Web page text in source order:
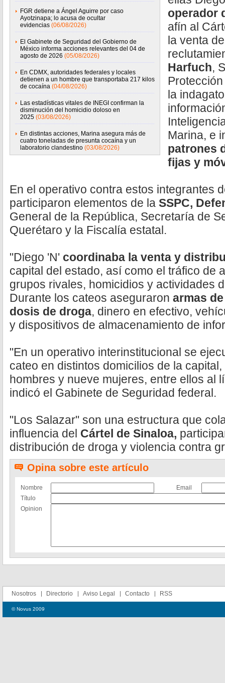
FGR detiene a Ángel Aguirre por caso
Ayotzinapa; lo acusa de ocultar
evidencias (06/08/2026)
El Gabinete de Seguridad del Gobierno de
México informa acciones relevantes del 04 de
agosto de 2026 (05/08/2026)
En CDMX, autoridades federales y locales
detienen a un hombre que transportaba 217 kilos
de cocaína (04/08/2026)
Las estadísticas vitales de INEGI confirman la
disminución del homicidio doloso en
2025 (03/08/2026)
En distintas acciones, Marina asegura más de
cuatro toneladas de presunta cocaína y un
laboratorio clandestino (03/08/2026)
operador
afín al
la venta
Harfuch,
la
Marina, e
patrones
fijas y
En el operativo contra estos integrantes
participaron elementos de la SSPC,
General de la República, Secretaría de
Querétaro y la Fiscalía estatal.
"Diego 'N' coordinaba la venta y
capital del estado, así como el tráfico de
grupos rivales, homicidios y actividades
Durante los cateos aseguraron armas
dosis de droga, dinero en efectivo,
y dispositivos de almacenamiento de
"En un operativo interinstitucional se
cateo en distintos domicilios de la
hombres y nueve mujeres, entre ellos al
indicó el Gabinete de Seguridad federal.
"Los Salazar" son una estructura que
influencia del Cártel de Sinaloa,
distribución de droga y violencia contra
Opina sobre este artículo
Nombre
Email
Título
Opinion
Nosotros Directorio Aviso Legal Contacto RSS
© Novus 2009